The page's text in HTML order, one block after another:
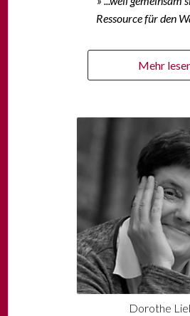
Ressource für den
Mehr
Dorothe